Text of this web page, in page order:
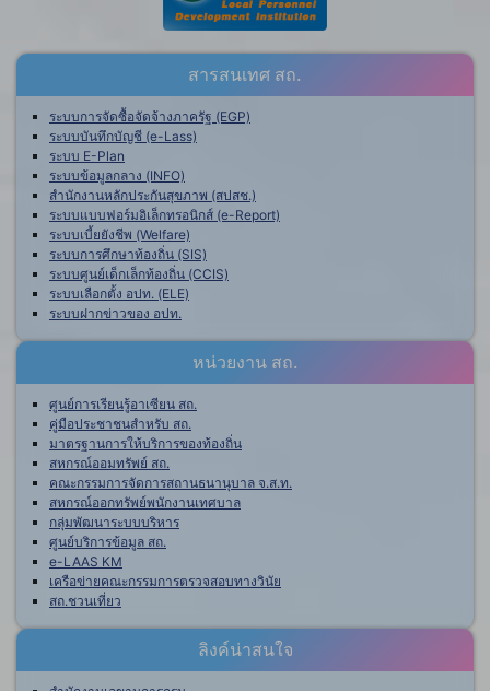
สารสนเทศ สถ.
ระบบการจัดซื้อจัดจ้างภาครัฐ (EGP)
ระบบบันทึกบัญชี (e-Lass)
ระบบ E-Plan
ระบบข้อมูลกลาง (INFO)
สำนักงานหลักประกันสุขภาพ (สปสช.)
ระบบแบบฟอร์มอิเล็กทรอนิกส์ (e-Report)
ระบบเบี้ยยังชีพ (Welfare)
ระบบการศึกษาท้องถิ่น (SIS)
ระบบศูนย์เด็กเล็กท้องถิ่น (CCIS)
ระบบเลือกตั้ง อปท. (ELE)
ระบบฝากข่าวของ อปท.
หน่วยงาน สถ.
ศูนย์การเรียนรู้อาเซียน สถ.
คู่มือประชาชนสำหรับ สถ.
มาตรฐานการให้บริการของท้องถิ่น
สหกรณ์ออมทรัพย์ สถ.
คณะกรรมการจัดการสถานธนานุบาล จ.ส.ท.
สหกรณ์ออกทรัพย์พนักงานเทศบาล
กลุ่มพัฒนาระบบบริหาร
ศูนย์บริการข้อมูล สถ.
e-LAAS KM
เครือข่ายคณะกรรมการตรวจสอบทางวินัย
สถ.ชวนเที่ยว
ลิงค์น่าสนใจ